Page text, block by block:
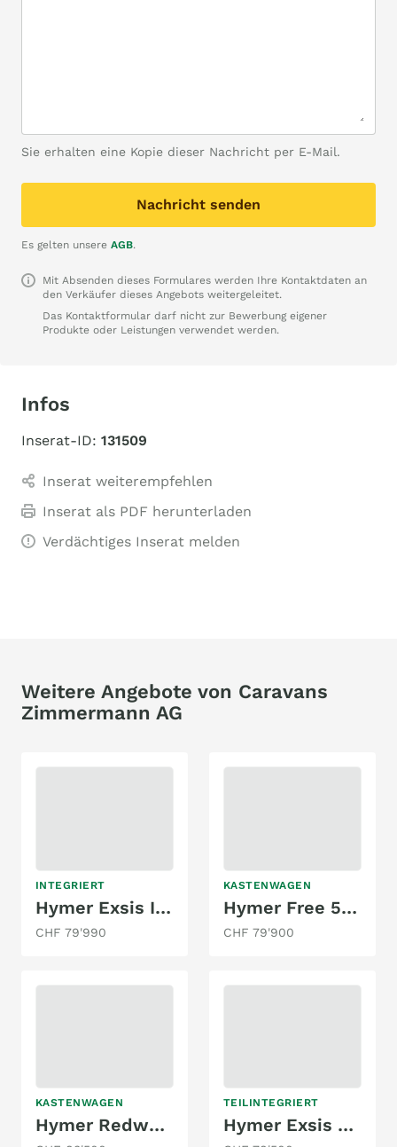
Sie erhalten eine Kopie dieser Nachricht per E-Mail.
Nachricht senden
Es gelten unsere AGB.
Mit Absenden dieses Formulares werden Ihre Kontaktdaten an
den Verkäufer dieses Angebots weitergeleitet.
Das Kontaktformular darf nicht zur Bewerbung eigener
Produkte oder Leistungen verwendet werden.
Infos
Inserat-ID: 131509
Inserat weiterempfehlen
Inserat als PDF herunterladen
Verdächtiges Inserat melden
Weitere Angebote von Caravans
Zimmermann AG
INTEGRIERT
Hymer Exsis I 580 Pure
CHF 79'990
KASTENWAGEN
Hymer Free 540 Campus
CHF 79'900
KASTENWAGEN
Hymer Redwood 601 Sport
TEILINTEGRIERT
Hymer Exsis T 678